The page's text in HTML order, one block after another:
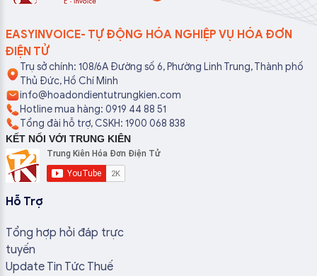
EASYINVOICE- TỰ ĐỘNG HÓA NGHIỆP VỤ HÓA ĐƠN
ĐIỆN TỬ
Trụ sở chính: 108/6A Đường số 6, Phường Linh Trung, Thành phố
Thủ Đức, Hồ Chí Minh
info@hoadondientutrungkien.com
Hotline mua hàng: 0919 44 88 51
Tổng đài hỗ trợ, CSKH: 1900 068 838
KẾT NỐI VỚI TRUNG KIÊN
Hỗ Trợ
Tổng hợp hỏi đáp trực
tuyến
Update Tin Tức Thuế